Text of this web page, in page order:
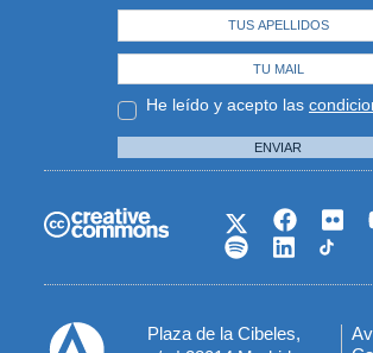
He leído y acepto las
ENVIAR
Plaza de la Cibeles,